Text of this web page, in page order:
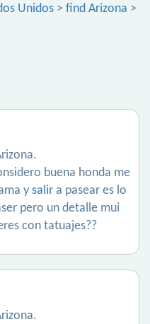
Unidos > find Arizona >
buena honda me
y salir a pasear es lo
pero un detalle mui
con tatuajes??